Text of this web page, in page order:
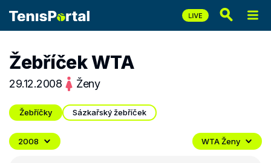
Žebříček WTA
29.12.2008 Ženy
Žebříčky Sázkařský žebříček
2008 WTA Ženy